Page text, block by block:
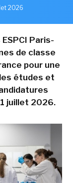
2026
Paris-
de classe
pour une
études et
juillet 2026.